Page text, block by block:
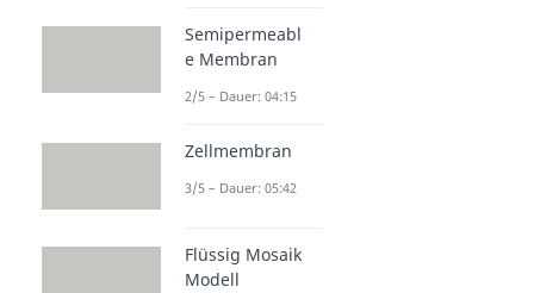
Semipermeabl
e Membran
2/5 – Dauer: 04:15
Zellmembran
3/5 – Dauer: 05:42
Flüssig Mosaik
Modell